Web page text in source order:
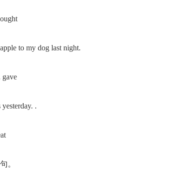
to my dog last night.
yesterday. .
。